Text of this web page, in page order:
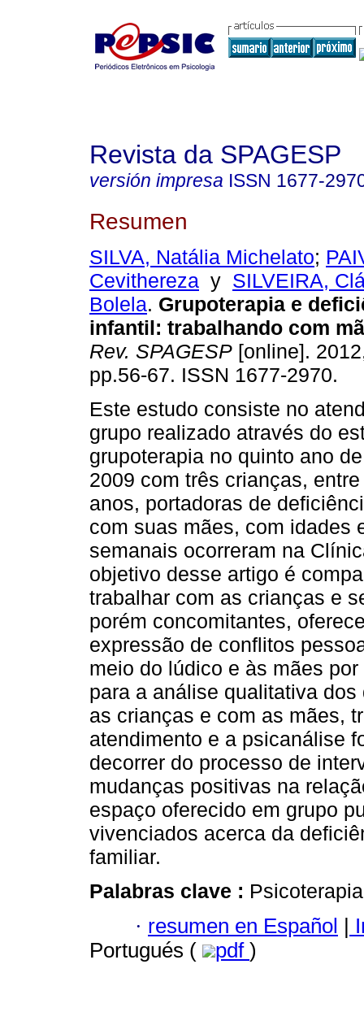
Revista da SPAGESP
versión impresa ISSN 1677-
Resumen
SILVA, Natália Michelato;
Cevithereza y SILVEIRA,
Bolela. Grupoterapia e
infantil: trabalhando com
Rev. SPAGESP [online].
pp.56-67. ISSN 1677-2970.
Este estudo consiste no
grupo realizado através do
grupoterapia no quinto ano
2009 com três crianças,
anos, portadoras de
com suas mães, com idades
semanais ocorreram na
objetivo desse artigo é
trabalhar com as crianças e
porém concomitantes,
expressão de conflitos
meio do lúdico e às mães
para a análise qualitativa
as crianças e com as mães,
atendimento e a psicanálise
decorrer do processo de
mudanças positivas na
espaço oferecido em grupo
vivenciados acerca da
familiar.
Palabras clave :
· resumen en Español |
Portugués (
pdf )